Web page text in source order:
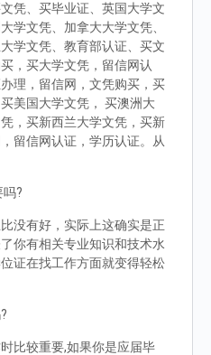
凭、买毕业证、英国大学文
学文凭、加拿大大学文凭、
学文凭、教育部认证、买文
，买大学文凭，留信网认
理，留信网，文凭购买，买
美国大学文凭， 买澳洲大
，买新西兰大学文凭，买新
留信网认证，学历认证。从
?
没有好，实际上这确实是正
你有相关专业知识和技术水
证在找工作方面就变得轻松
比较重要,如果你是应届毕